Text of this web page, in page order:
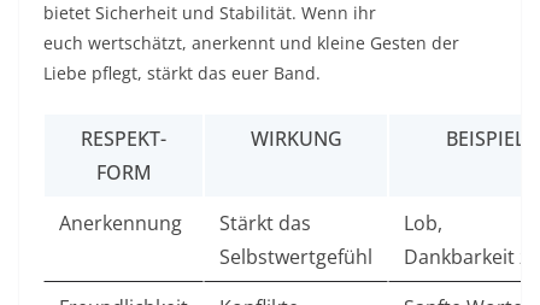
bietet Sicherheit und Stabilität. Wenn ihr
euch wertschätzt, anerkennt und kleine Gesten der
Liebe pflegt, stärkt das euer Band.
RESPEKT-
FORM
WIRKUNG BEISPIELE
Anerkennung
Stärkt das
Selbstwertgefühl
Lob,
Dankbarkeit